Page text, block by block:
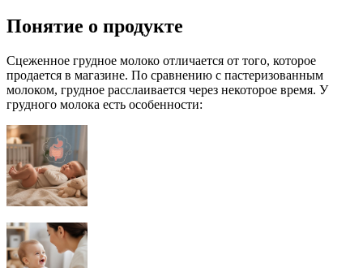
Понятие о продукте
Сцеженное грудное молоко отличается от того, которое
продается в магазине. По сравнению с пастеризованным
молоком, грудное расслаивается через некоторое время. У
грудного молока есть особенности: